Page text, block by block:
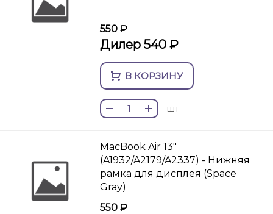
550 ₽
Дилер 540 ₽
В КОРЗИНУ
шт
MacBook Air 13"
(A1932/A2179/A2337) - Нижняя
рамка для дисплея (Space
Gray)
550 ₽